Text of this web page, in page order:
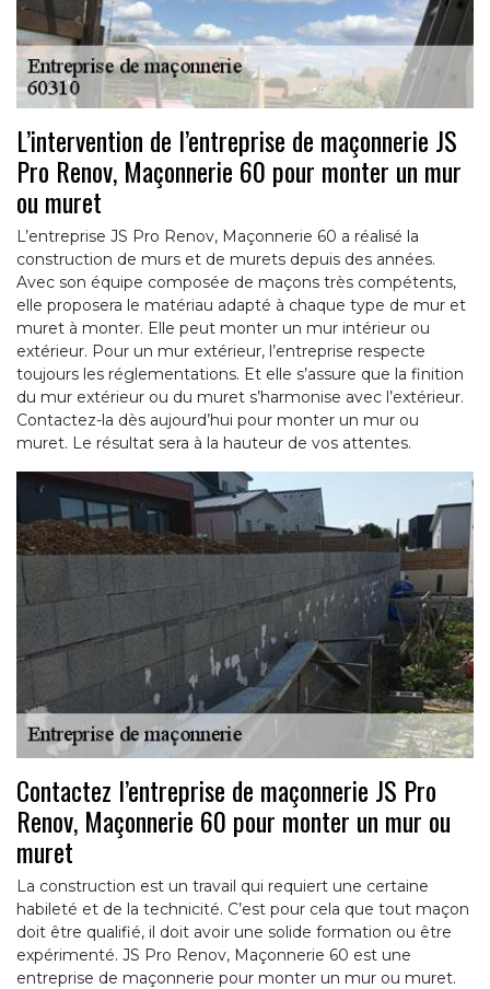
L’intervention de l’entreprise de maçonnerie JS
Pro Renov, Maçonnerie 60 pour monter un mur
ou muret
L’entreprise JS Pro Renov, Maçonnerie 60 a réalisé la
construction de murs et de murets depuis des années.
Avec son équipe composée de maçons très compétents,
elle proposera le matériau adapté à chaque type de mur et
muret à monter. Elle peut monter un mur intérieur ou
extérieur. Pour un mur extérieur, l’entreprise respecte
toujours les réglementations. Et elle s’assure que la finition
du mur extérieur ou du muret s’harmonise avec l’extérieur.
Contactez-la dès aujourd’hui pour monter un mur ou
muret. Le résultat sera à la hauteur de vos attentes.
Contactez l’entreprise de maçonnerie JS Pro
Renov, Maçonnerie 60 pour monter un mur ou
muret
La construction est un travail qui requiert une certaine
habileté et de la technicité. C’est pour cela que tout maçon
doit être qualifié, il doit avoir une solide formation ou être
expérimenté. JS Pro Renov, Maçonnerie 60 est une
entreprise de maçonnerie pour monter un mur ou muret.